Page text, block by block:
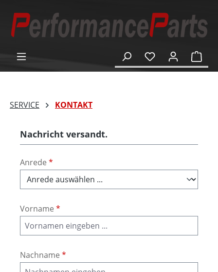
springen
SERVICE KONTAKT
Nachricht versandt.
Anrede *
Vorname *
Nachname *